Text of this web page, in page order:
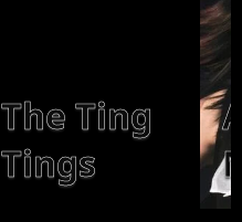
The Ting
Tings